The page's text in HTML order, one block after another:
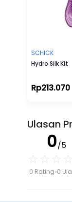
SCHICK
Hydro Silk Kit
Rp213.070
Ulasan
0/5
0 Rating 0